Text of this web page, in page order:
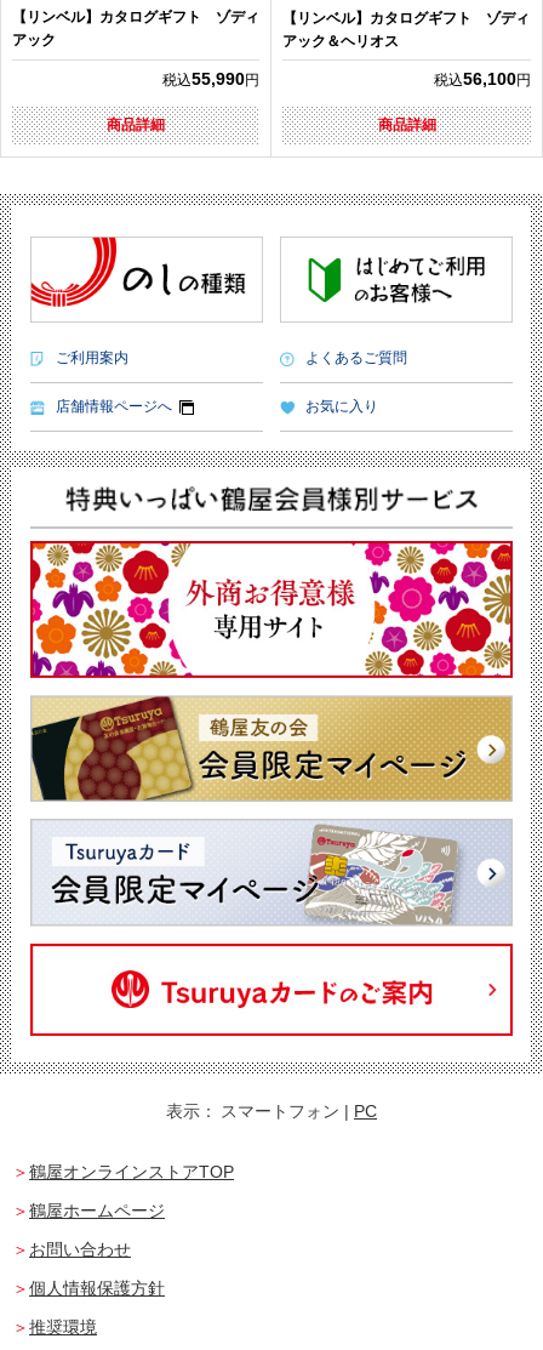
【リンベル】カタログギフト ゾディ
アック
税込55,990円
商品詳細
【リンベル】カタログギフト ゾディ
アック＆ヘリオス
税込56,100円
商品詳細
ご利用案内 よくあるご質問
店舗情報ページへ お気に入り
表示： スマートフォン | PC
鶴屋オンラインストアTOP
鶴屋ホームページ
お問い合わせ
個人情報保護方針
推奨環境